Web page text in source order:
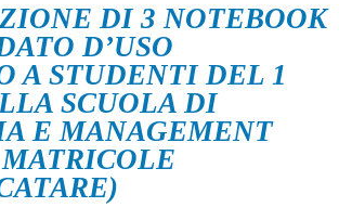
DI 3 NOTEBOOK
D’USO
A STUDENTI DEL 1
SCUOLA DI
E MANAGEMENT